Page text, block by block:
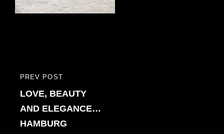
Bericht
navigatie
PREVIOUS
POST
PREV POST
LOVE, BEAUTY
AND ELEGANCE…
HAMBURG